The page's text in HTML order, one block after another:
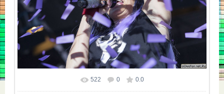
Размер фотографии: 1024x700
522 0 0.0